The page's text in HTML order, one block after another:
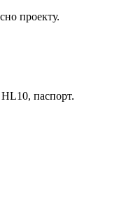
проекту.
паспорт.